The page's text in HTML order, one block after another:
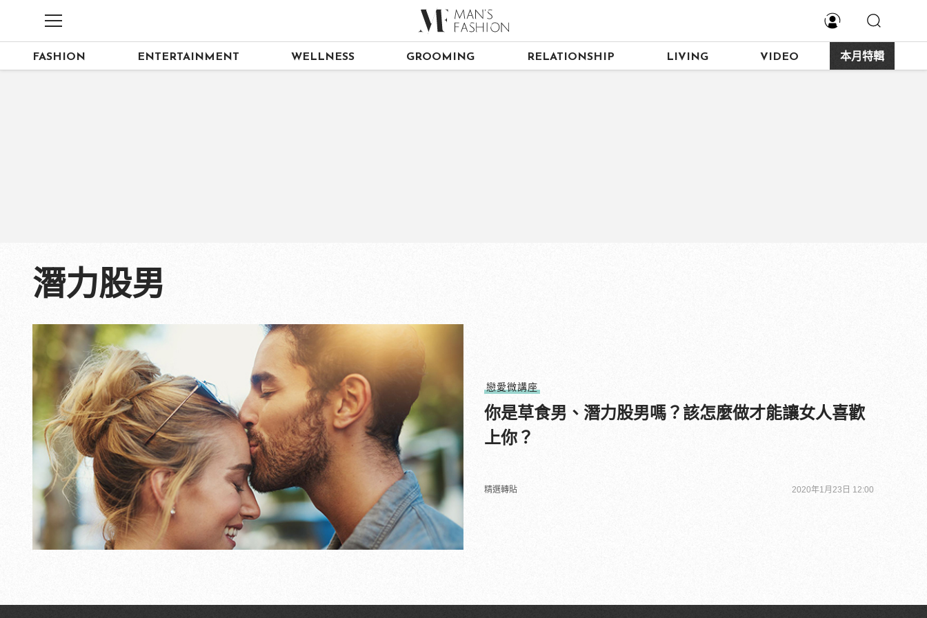
FASHION ENTERTAINMENT WELLNESS GROOMING RELATIONSHIP LIVING VIDEO 本月特輯
潛力股男
戀愛微講座
你是草食男、潛力股男嗎？該怎麼做才能讓女人喜歡
上你？
精選轉貼 2020年1月23日 12:00